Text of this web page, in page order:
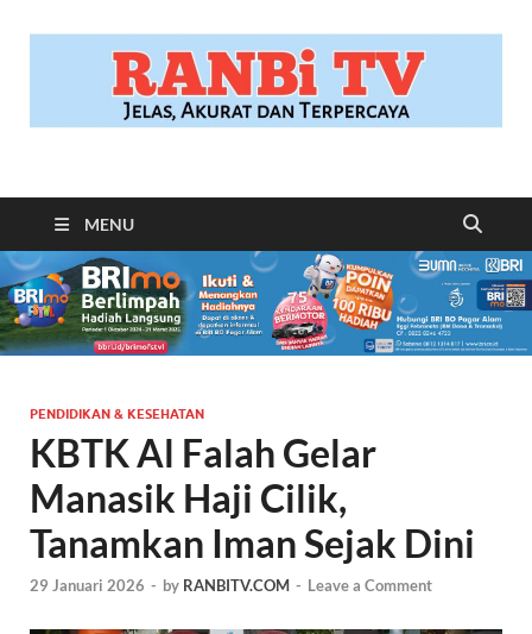
RANBITV.COM
MENU
PENDIDIKAN & KESEHATAN
KBTK Al Falah Gelar
Manasik Haji Cilik,
Tanamkan Iman Sejak Dini
29 Januari 2026 - by RANBITV.COM - Leave a Comment